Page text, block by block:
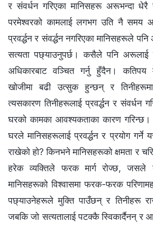
र संवर्धन गरिएका मानिसहरू अरूभन्दा
परमेश्‍वरको कामलाई लगभग उति नै समय
प्रवर्द्धन र संवर्द्धन नगरिएका मानिसहरूले पनि
सत्यता पछ्याउनुपर्छ। कसैले पनि अरूलाई
अधिकारबाट वञ्चित गर्नु हुँदैन। कतिपय
खोजीमा बढी उत्सुक हुन्छन् र
त्यसकारण तिनीहरूलाई प्रवर्द्धन र संवर्धन
घरको कामका आवश्यकताका कारण गरिन्छ।
घरले मानिसहरूलाई प्रवर्द्धन र प्रयोग गर्ने
राखेको हो? किनभने मानिसहरूको क्षमता र
हरेक व्यक्तिले फरक मार्ग रोज्छ, जसले
मानिसहरूको विश्‍वासमा फरक-फरक
पछ्याउनेहरूले मुक्ति पाउँछन् र तिनीहरू
जबकि जो सत्यतालाई पटक्‍कै स्विकार्दैनन् र